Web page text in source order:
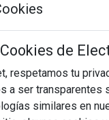
de
respetamos tu
a ser transparentes
similares en